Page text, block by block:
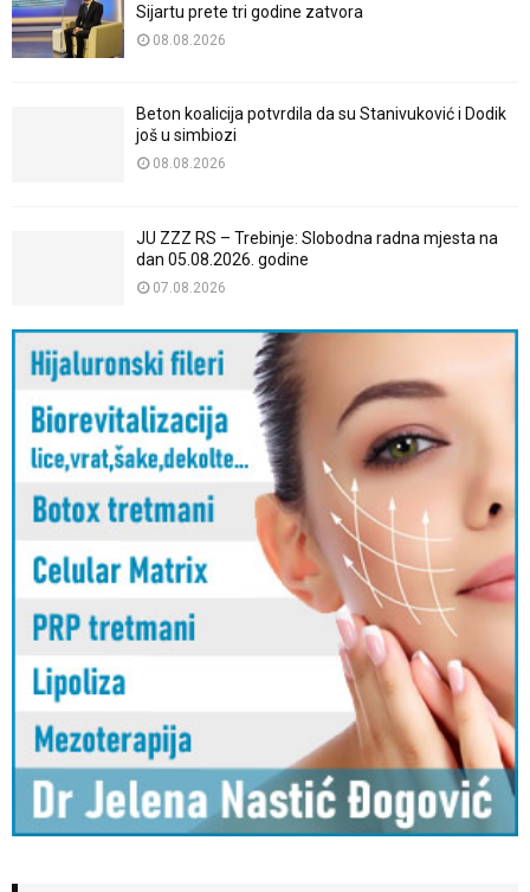
Sijartu prete tri godine zatvora
08.08.2026
Beton koalicija potvrdila da su Stanivuković i Dodik
još u simbiozi
08.08.2026
JU ZZZ RS – Trebinje: Slobodna radna mjesta na
dan 05.08.2026. godine
07.08.2026